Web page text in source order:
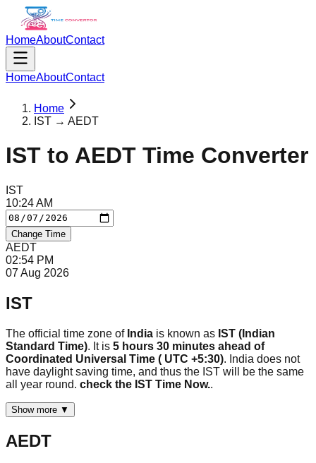
HomeAboutContact
HomeAboutContact
Home
IST → AEDT
IST to AEDT Time Converter
IST
10:24AM
Change Time
AEDT
02:54 PM
07 Aug 2026
IST
The official time zone of India is known as IST (Indian
Standard Time). It is 5 hours 30 minutes ahead of
Coordinated Universal Time ( UTC +5:30). India does not
have daylight saving time, and thus the IST will be the same
all year round. check the IST Time Now..
Show more ▼
AEDT